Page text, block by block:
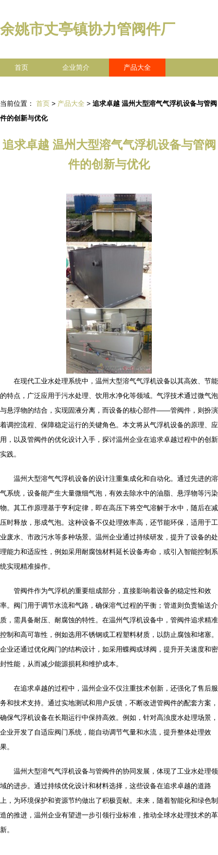
余姚市丈亭镇协力管阀件厂
首页 企业简介 产品大全
当前位置： 首页 > 产品大全 > 追求卓越 温州大型溶气气浮机设备与管阀
件的创新与优化
追求卓越 温州大型溶气气浮机设备与管阀
件的创新与优化
在现代工业水处理系统中，温州大型溶气气浮机设备以其高效、节能
的特点，广泛应用于污水处理、饮用水净化等领域。气浮技术通过微气泡
与悬浮物的结合，实现固液分离，而设备的核心部件——管阀件，则扮演
着调控流程、保障稳定运行的关键角色。本文将从气浮机设备的原理、应
用，以及管阀件的优化设计入手，探讨温州企业在追求卓越过程中的创新
实践。
温州大型溶气气浮机设备的设计注重集成化和自动化。通过先进的溶
气系统，设备能产生大量微细气泡，有效去除水中的油脂、悬浮物等污染
物。其工作原理基于亨利定律，即在高压下将空气溶解于水中，随后在减
压时释放，形成气泡。这种设备不仅处理效率高，还节能环保，适用于工
业废水、市政污水等多种场景。温州企业通过持续研发，提升了设备的处
理能力和适应性，例如采用耐腐蚀材料延长设备寿命，或引入智能控制系
统实现精准操作。
管阀件作为气浮机的重要组成部分，直接影响着设备的稳定性和效
率。阀门用于调节水流和气路，确保溶气过程的平衡；管道则负责输送介
质，需具备耐压、耐腐蚀的特性。在温州气浮机设备中，管阀件追求精准
控制和高可靠性，例如选用不锈钢或工程塑料材质，以防止腐蚀和堵塞。
企业还通过优化阀门的结构设计，如采用蝶阀或球阀，提升开关速度和密
封性能，从而减少能源损耗和维护成本。
在追求卓越的过程中，温州企业不仅注重技术创新，还强化了售后服
务和技术支持。通过实地测试和用户反馈，不断改进管阀件的配套方案，
确保气浮机设备在长期运行中保持高效。例如，针对高浊度水处理场景，
企业开发了自适应阀门系统，能自动调节气量和水流，提升整体处理效
果。
温州大型溶气气浮机设备与管阀件的协同发展，体现了工业水处理领
域的进步。通过持续优化设计和材料选择，这些设备在追求卓越的道路
上，为环境保护和资源节约做出了积极贡献。未来，随着智能化和绿色制
造的推进，温州企业有望进一步引领行业标准，推动全球水处理技术的革
新。